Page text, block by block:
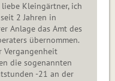
Kleingärtner, ich
2 Jahren in
Anlage das Amt des
übernommen.
Vergangenheit
die sogenannten
-21 an der